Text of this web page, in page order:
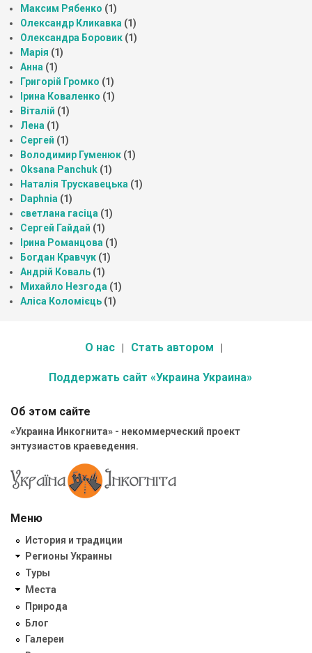
Максим Рябенко (1)
Олександр Кликавка (1)
Олександра Боровик (1)
Марія (1)
Анна (1)
Григорій Громко (1)
Ірина Коваленко (1)
Віталій (1)
Лена (1)
Сергей (1)
Володимир Гуменюк (1)
Oksana Panchuk (1)
Наталія Трускавецька (1)
Daphnia (1)
светлана гасіца (1)
Сергей Гайдай (1)
Ірина Романцова (1)
Богдан Кравчук (1)
Андрій Коваль (1)
Михайло Незгода (1)
Аліса Коломієць (1)
О нас Стать автором
Поддержать сайт «Украина Украина»
Об этом сайте
«Украина Инкогнита» - некоммерческий проект
энтузиастов краеведения.
Меню
История и традиции
Регионы Украины
Туры
Места
Природа
Блог
Галереи